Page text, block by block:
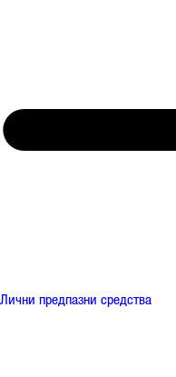
Лични предпазни средства